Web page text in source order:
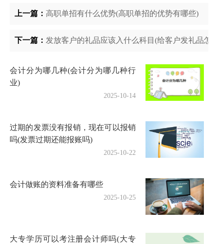
上一篇： 高职单招有什么优势(高职单招的优势有哪些)
下一篇： 发放客户的礼品应该入什么科目(给客户发礼品怎
会计分为哪几种(会计分为哪几种行
业)
2025-10-14
过期的发票没有报销，现在可以报销
吗(发票过期还能报账吗)
2025-10-22
会计做账的资料准备有哪些
2025-10-25
大专学历可以考注册会计师吗(大专